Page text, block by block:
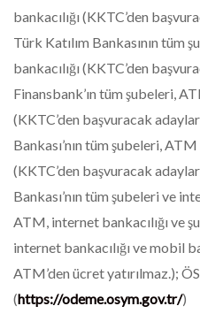
bankacılığı (KKTC’den
Türk Katılım Bankasının tüm
bankacılığı (KKTC’den
Finansbank’ın tüm şubeleri,
(KKTC’den başvuracak
Bankası’nın tüm şubeleri,
(KKTC’den başvuracak
Bankası’nın tüm şubeleri ve
ATM, internet bankacılığı ve
internet bankacılığı ve mobil
ATM’den ücret yatırılmaz.);
(https://odeme.osym.gov.tr/)